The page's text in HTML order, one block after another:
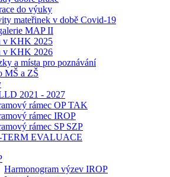
do výuky
mateřinek v době Covid-19
MAP II
v KHK 2025
v KHK 2026
a místa pro poznávání
MŠ a ZŠ
2021 - 2027
rámec OP TAK
rámec IROP
rámec SP SZP
EVALUACE
Harmonogram výzev IROP